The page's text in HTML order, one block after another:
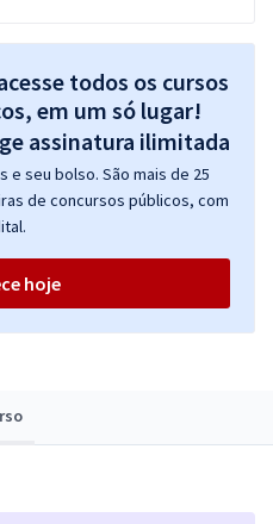
todos os cursos
em um só lugar!
seu bolso. São mais de 25
de concursos públicos, com
hoje